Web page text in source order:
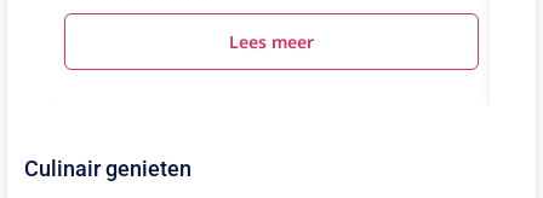
Lees meer
Culinair genieten